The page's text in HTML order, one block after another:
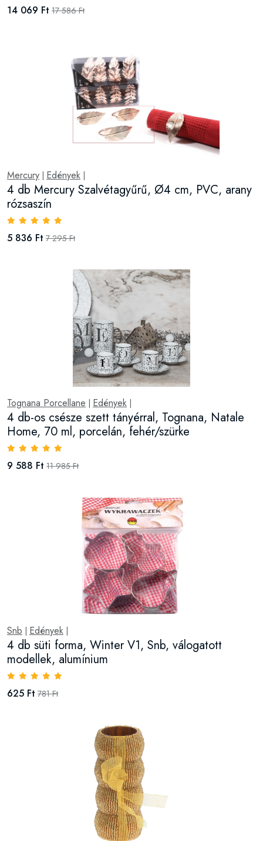
14 069 Ft 17 586 Ft
Mercury | Edények |
4 db Mercury Szalvétagyűrű, Ø4 cm, PVC, arany
rózsaszín
5 836 Ft 7 295 Ft
Tognana Porcellane | Edények |
4 db-os csésze szett tányérral, Tognana, Natale
Home, 70 ml, porcelán, fehér/szürke
9 588 Ft 11 985 Ft
Snb | Edények |
4 db süti forma, Winter V1, Snb, válogatott
modellek, alumínium
625 Ft 781 Ft